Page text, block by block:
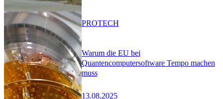
Warum die EU bei
Quantencomputersoftware Tempo machen
muss
13.08.2025
PROTECH